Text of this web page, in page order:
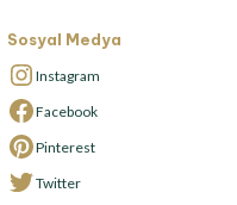
Sosyal Medya
Instagram
Facebook
Pinterest
Twitter